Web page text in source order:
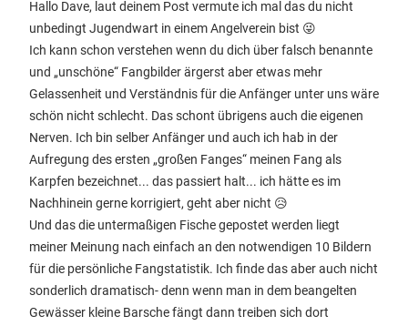
Hallo Dave, laut deinem Post vermute ich mal das du nicht
unbedingt Jugendwart in einem Angelverein bist 😜
Ich kann schon verstehen wenn du dich über falsch benannte
und „unschöne“ Fangbilder ärgerst aber etwas mehr
Gelassenheit und Verständnis für die Anfänger unter uns wäre
schön nicht schlecht. Das schont übrigens auch die eigenen
Nerven. Ich bin selber Anfänger und auch ich hab in der
Aufregung des ersten „großen Fanges“ meinen Fang als
Karpfen bezeichnet... das passiert halt... ich hätte es im
Nachhinein gerne korrigiert, geht aber nicht 😥
Und das die untermaßigen Fische gepostet werden liegt
meiner Meinung nach einfach an den notwendigen 10 Bildern
für die persönliche Fangstatistik. Ich finde das aber auch nicht
sonderlich dramatisch- denn wenn man in dem beangelten
Gewässer kleine Barsche fängt dann treiben sich dort